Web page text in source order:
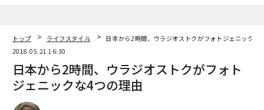
トップ ライフスタイル
日本から2時間、ウラジオストクがフォトジェニックな
2018.05.21 16:30
日本から2時間、ウラジオストクがフォト
ジェニックな4つの理由